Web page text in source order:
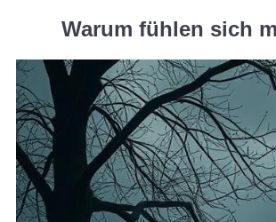
Warum fühlen sich